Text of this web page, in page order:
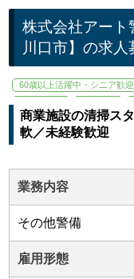
株式会社アート
川口市】の求人
60歳以上活躍中・シニア歓迎
未経験歓迎
週2、3日～
商業施設の清掃ス
軟／未経験歓迎
業務内容
その他警備
雇用形態